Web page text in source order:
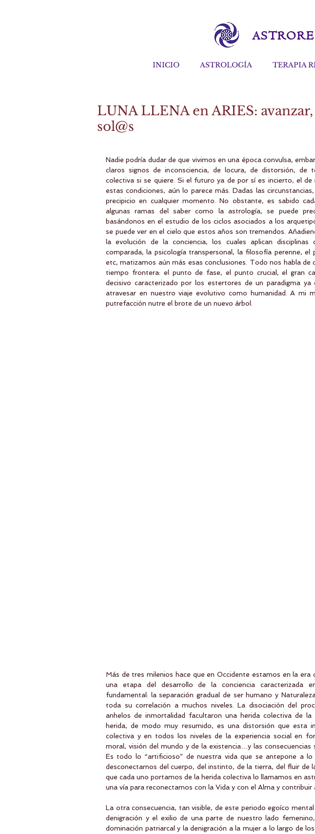
INICIO ASTROLOGÍA TERAPIA
LUNA LLENA en ARIES:
sol@s
Nadie podría dudar de que vivimos en una época convulsa,
claros signos de inconsciencia, de locura, de distorsión, de
colectiva si se quiere. Si el futuro ya de por sí es incierto, el
estas condiciones, aún lo parece más. Dadas las
precipicio en cualquier momento. No obstante, es sabido
algunas ramas del saber como la astrología, se puede
basándonos en el estudio de los ciclos asociados a los
se puede ver en el cielo que estos años son tremendos.
la evolución de la conciencia, los cuales aplican
comparada, la psicología transpersonal, la filosofía perenne, el
etc, matizamos aún más esas conclusiones. Todo nos habla de
tiempo frontera: el punto de fase, el punto crucial, el gran
decisivo caracterizado por los estertores de un paradigma
atravesar en nuestro viaje evolutivo como humanidad. A mi
putrefacción nutre el brote de un nuevo árbol.
Más de tres milenios hace que en Occidente estamos en la era
una etapa del desarrollo de la conciencia caracterizada
fundamental: la separación gradual de ser humano y
toda su correlación a muchos niveles. La disociación del
anhelos de inmortalidad facultaron una herida colectiva de
herida, de modo muy resumido, es una distorsión que esta
colectiva y en todos los niveles de la experiencia social en
moral, visión del mundo y de la existencia…y las consecuencias
Es todo lo “artificioso” de nuestra vida que se antepone a
desconectarnos del cuerpo, del instinto, de la tierra, del fluir de
que cada uno portamos de la herida colectiva lo llamamos en
una vía para reconectarnos con la Vida y con el Alma y contribuir
La otra consecuencia, tan visible, de este periodo egoíco
denigración y el exilio de una parte de nuestro lado
dominación patriarcal y la denigración a la mujer a lo largo de